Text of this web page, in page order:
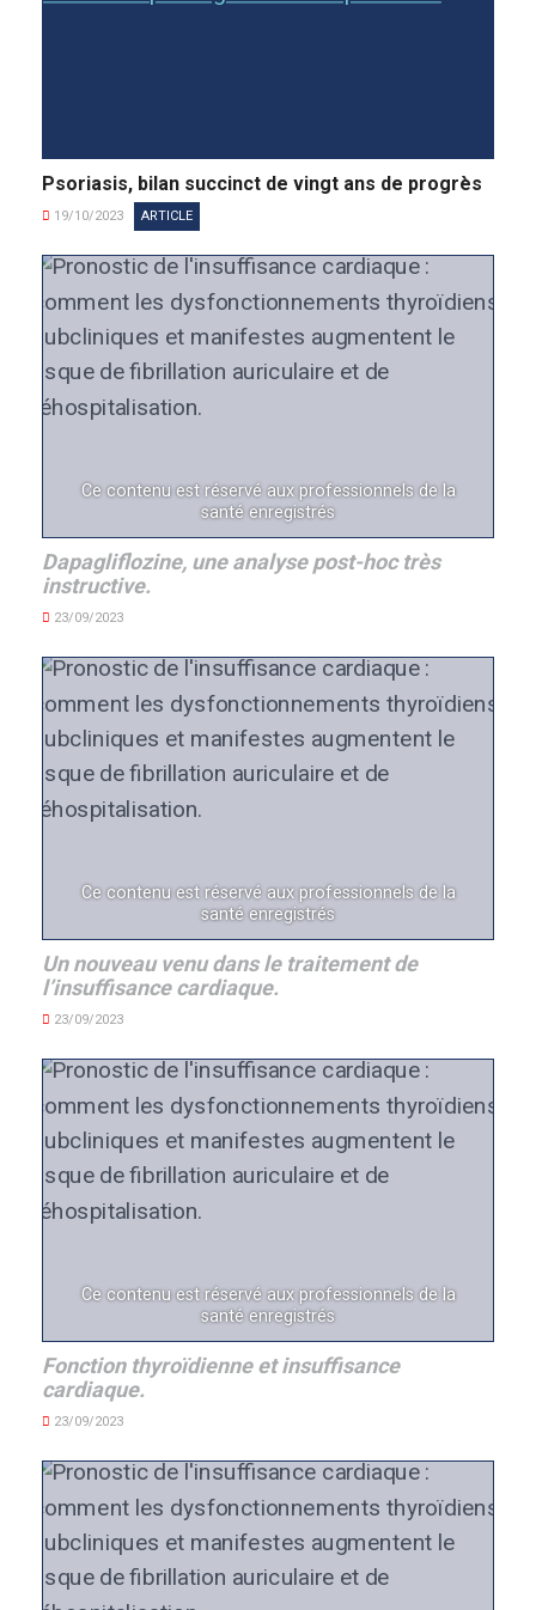
Psoriasis, bilan succinct de vingt ans de progrès
19/10/2023 ARTICLE
Ce contenu est réservé aux professionnels de la
santé enregistrés
Dapagliflozine, une analyse post-hoc très
instructive.
23/09/2023
Ce contenu est réservé aux professionnels de la
santé enregistrés
Un nouveau venu dans le traitement de
l’insuffisance cardiaque.
23/09/2023
Ce contenu est réservé aux professionnels de la
santé enregistrés
Fonction thyroïdienne et insuffisance
cardiaque.
23/09/2023